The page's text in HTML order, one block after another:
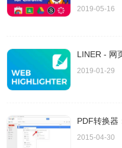
2019-05-16
LINER - 网
2019-01-29
PDF转换器
2015-04-30